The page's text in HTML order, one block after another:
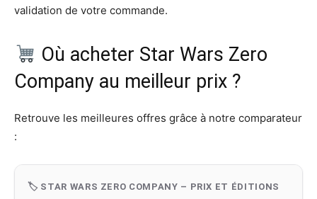
validation de votre commande.
Où acheter Star Wars Zero
Company au meilleur prix ?
Retrouve les meilleures offres grâce à notre comparateur
:
🏷 STAR WARS ZERO COMPANY – PRIX ET ÉDITIONS